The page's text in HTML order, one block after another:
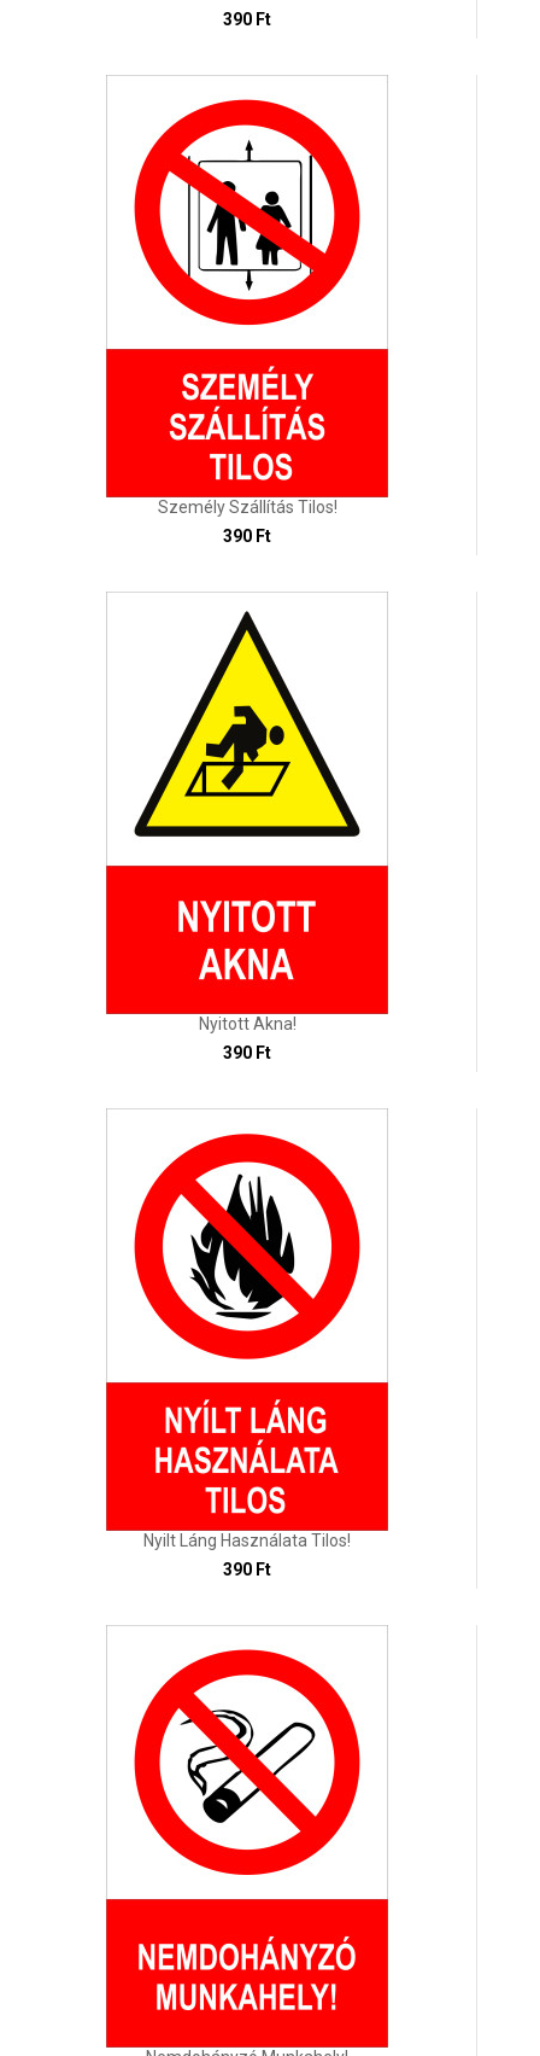
390 Ft
Személy Szállítás Tilos!
390 Ft
Nyitott Akna!
390 Ft
Nyilt Láng Használata Tilos!
390 Ft